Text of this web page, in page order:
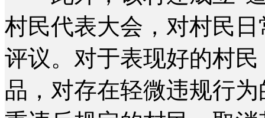
村民代表大会，对村民
评议。对于表现好的村
品，对存在轻微违规行